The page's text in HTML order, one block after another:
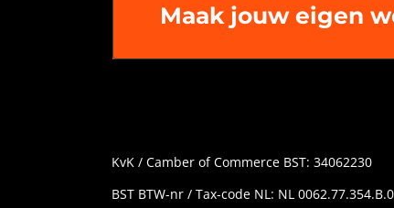
Maak jouw eigen
KvK / Camber of Commerce BST: 34062230
BST BTW-nr / Tax-code NL: NL